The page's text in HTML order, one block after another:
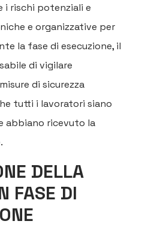
rischi potenziali e
e organizzative per
la fase di esecuzione, il
di vigilare
di sicurezza
tutti i lavoratori siano
abbiano ricevuto la
DELLA
FASE DI